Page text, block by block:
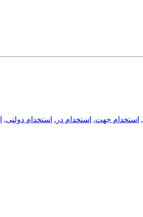
, استخدام جهت, استخدام در , استخدام دولتی,